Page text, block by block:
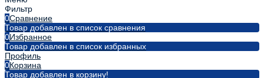
Фильтр
0Сравнение
Товар добавлен в список сравнения
0Избранное
Товар добавлен в список избранных
Профиль
0Корзина
Товар добавлен в корзину!